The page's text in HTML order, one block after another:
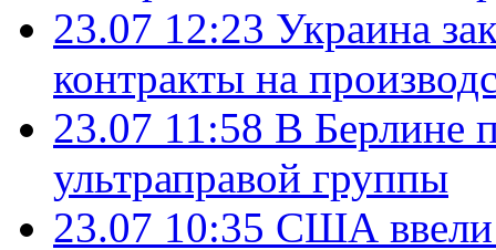
23.07 12:23 Украина
контракты на
23.07 11:58 В Берлине
ультраправой группы
23.07 10:35 США ввели